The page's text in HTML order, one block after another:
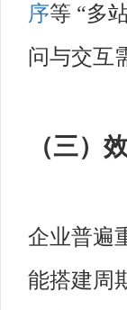
序等 “多
问与交互
（三）
企业普遍
能搭建周